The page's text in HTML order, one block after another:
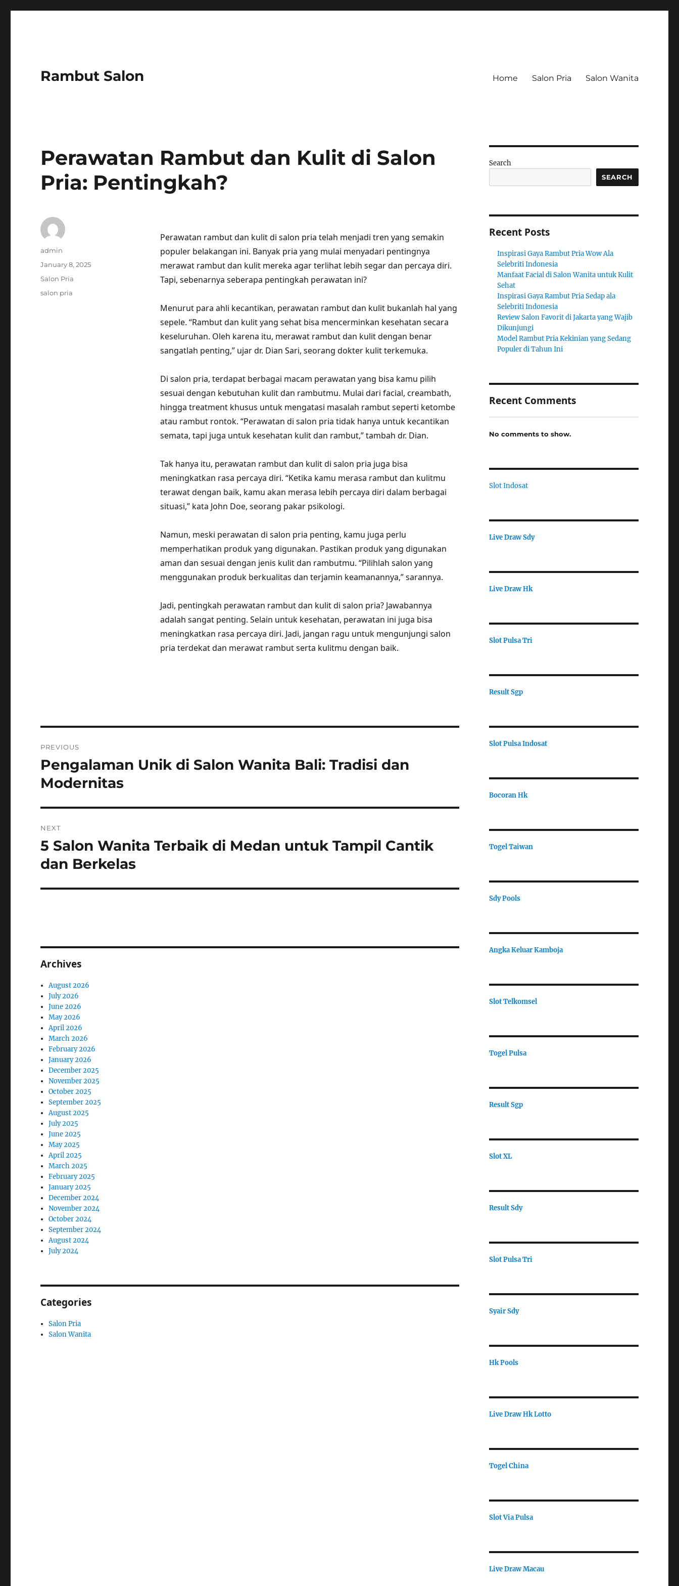
Rambut Salon Home Salon Pria Salon Wanita
Perawatan Rambut dan Kulit di Salon
Pria: Pentingkah?
Perawatan rambut dan kulit di salon pria telah menjadi tren yang semakin
populer belakangan ini. Banyak pria yang mulai menyadari pentingnya
merawat rambut dan kulit mereka agar terlihat lebih segar dan percaya diri.
Tapi, sebenarnya seberapa pentingkah perawatan ini?
Menurut para ahli kecantikan, perawatan rambut dan kulit bukanlah hal yang
sepele. “Rambut dan kulit yang sehat bisa mencerminkan kesehatan secara
keseluruhan. Oleh karena itu, merawat rambut dan kulit dengan benar
sangatlah penting,” ujar dr. Dian Sari, seorang dokter kulit terkemuka.
Di salon pria, terdapat berbagai macam perawatan yang bisa kamu pilih
sesuai dengan kebutuhan kulit dan rambutmu. Mulai dari facial, creambath,
hingga treatment khusus untuk mengatasi masalah rambut seperti ketombe
atau rambut rontok. “Perawatan di salon pria tidak hanya untuk kecantikan
semata, tapi juga untuk kesehatan kulit dan rambut,” tambah dr. Dian.
Tak hanya itu, perawatan rambut dan kulit di salon pria juga bisa
meningkatkan rasa percaya diri. “Ketika kamu merasa rambut dan kulitmu
terawat dengan baik, kamu akan merasa lebih percaya diri dalam berbagai
situasi,” kata John Doe, seorang pakar psikologi.
Namun, meski perawatan di salon pria penting, kamu juga perlu
memperhatikan produk yang digunakan. Pastikan produk yang digunakan
aman dan sesuai dengan jenis kulit dan rambutmu. “Pilihlah salon yang
menggunakan produk berkualitas dan terjamin keamanannya,” sarannya.
Jadi, pentingkah perawatan rambut dan kulit di salon pria? Jawabannya
adalah sangat penting. Selain untuk kesehatan, perawatan ini juga bisa
meningkatkan rasa percaya diri. Jadi, jangan ragu untuk mengunjungi salon
pria terdekat dan merawat rambut serta kulitmu dengan baik.
Author
admin
Posted
January 8, 2025
Categories
Salon Pria
Tags
salon pria
navigation
PREVIOUS
Previous
post:
Pengalaman Unik di Salon Wanita Bali: Tradisi dan
Modernitas
NEXT
Next
post:
5 Salon Wanita Terbaik di Medan untuk Tampil Cantik
dan Berkelas
Archives
August 2026
July 2026
June 2026
May 2026
April 2026
March 2026
February 2026
January 2026
December 2025
November 2025
October 2025
September 2025
August 2025
July 2025
June 2025
May 2025
April 2025
March 2025
February 2025
January 2025
December 2024
November 2024
October 2024
September 2024
August 2024
July 2024
Categories
Salon Pria
Salon Wanita
Search
SEARCH
Recent Posts
Inspirasi Gaya Rambut Pria Wow Ala
Selebriti Indonesia
Manfaat Facial di Salon Wanita untuk Kulit
Sehat
Inspirasi Gaya Rambut Pria Sedap ala
Selebriti Indonesia
Review Salon Favorit di Jakarta yang Wajib
Dikunjungi
Model Rambut Pria Kekinian yang Sedang
Populer di Tahun Ini
Recent Comments
No comments to show.
Slot Indosat
Live Draw Sdy
Live Draw Hk
Slot Pulsa Tri
Result Sgp
Slot Pulsa Indosat
Bocoran Hk
Togel Taiwan
Sdy Pools
Angka Keluar Kamboja
Slot Telkomsel
Togel Pulsa
Result Sgp
Slot XL
Result Sdy
Slot Pulsa Tri
Syair Sdy
Hk Pools
Live Draw Hk Lotto
Togel China
Slot Via Pulsa
Live Draw Macau